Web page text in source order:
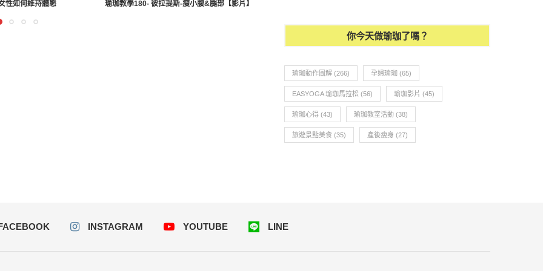
性如何維持體態 瑜珈教學180- 彼拉提斯-瘦小腹&腿部【影片】
你今天做瑜珈了嗎？
瑜珈動作圖解 (266) 孕婦瑜珈 (65)
EASYOGA 瑜珈馬拉松 (56) 瑜珈影片 (45)
瑜珈心得 (43) 瑜珈教室活動 (38)
旅遊景點美食 (35) 產後瘦身 (27)
INSTAGRAM YOUTUBE LINE